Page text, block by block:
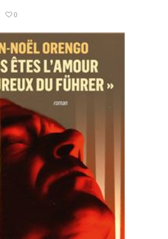
0
LIRE LA SUITE